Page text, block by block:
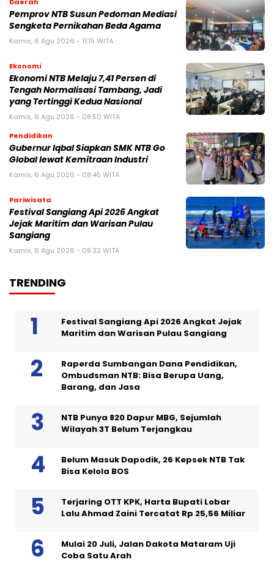
Pemprov NTB Susun Pedoman Mediasi
Sengketa Pernikahan Beda Agama
Kamis, 6 Agu 2026 - 11:15 WITA
Ekonomi
Ekonomi NTB Melaju 7,41 Persen di
Tengah Normalisasi Tambang, Jadi
yang Tertinggi Kedua Nasional
Kamis, 6 Agu 2026 - 08:50 WITA
Pendidikan
Gubernur Iqbal Siapkan SMK NTB Go
Global lewat Kemitraan Industri
Kamis, 6 Agu 2026 - 08:45 WITA
Pariwisata
Festival Sangiang Api 2026 Angkat
Jejak Maritim dan Warisan Pulau
Sangiang
Kamis, 6 Agu 2026 - 08:32 WITA
TRENDING
Festival Sangiang Api 2026 Angkat Jejak
Maritim dan Warisan Pulau Sangiang
Raperda Sumbangan Dana Pendidikan,
Ombudsman NTB: Bisa Berupa Uang,
Barang, dan Jasa
NTB Punya 820 Dapur MBG, Sejumlah
Wilayah 3T Belum Terjangkau
Belum Masuk Dapodik, 26 Kepsek NTB Tak
Bisa Kelola BOS
Terjaring OTT KPK, Harta Bupati Lobar
Lalu Ahmad Zaini Tercatat Rp 25,56 Miliar
Mulai 20 Juli, Jalan Dakota Mataram Uji
Coba Satu Arah